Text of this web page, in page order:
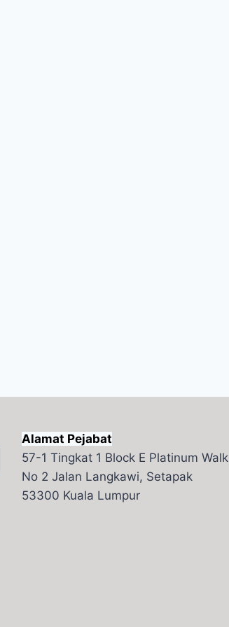
Alamat Pejabat
57-1 Tingkat 1 Block E Platinum Walk
No 2 Jalan Langkawi, Setapak
53300 Kuala Lumpur